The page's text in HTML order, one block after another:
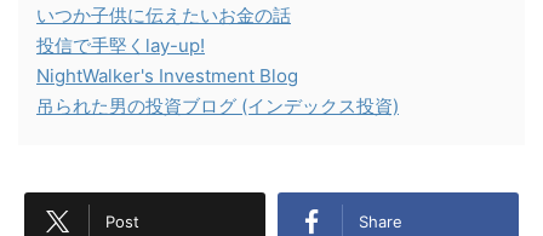
いつか子供に伝えたいお金の話
投信で手堅くlay-up!
NightWalker's Investment Blog
吊られた男の投資ブログ (インデックス投資)
Post Share